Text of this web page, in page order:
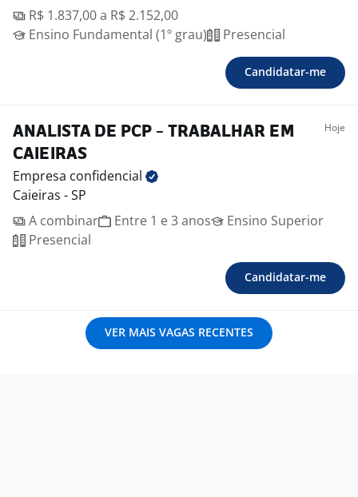
R$ 1.837,00 a R$ 2.152,00
Ensino Fundamental (1º grau)
Presencial
Candidatar-me
ANALISTA DE PCP - TRABALHAR EM
CAIEIRAS
Hoje
Empresa confidencial
Caieiras - SP
A combinar
Entre 1 e 3 anos
Ensino Superior
Presencial
Candidatar-me
VER MAIS VAGAS RECENTES